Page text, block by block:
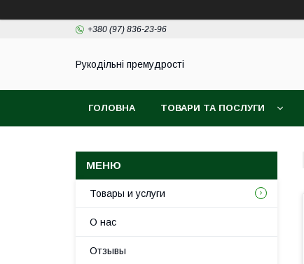
+380 (97) 836-23-96
Рукодільні премудрості
ГОЛОВНА ТОВАРИ ТА ПОСЛУГИ
Товары и услуги
О нас
Отзывы